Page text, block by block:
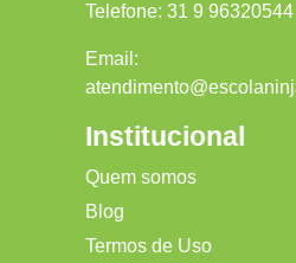
Telefone: 31 9 96320544
Email:
Institucional
Quem somos
Blog
Termos de Uso